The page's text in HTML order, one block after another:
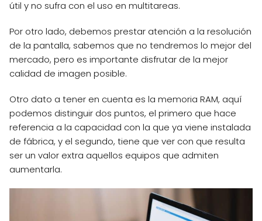
útil y no sufra con el uso en multitareas.
Por otro lado, debemos prestar atención a la resolución
de la pantalla, sabemos que no tendremos lo mejor del
mercado, pero es importante disfrutar de la mejor
calidad de imagen posible.
Otro dato a tener en cuenta es la memoria RAM, aquí
podemos distinguir dos puntos, el primero que hace
referencia a la capacidad con la que ya viene instalada
de fábrica, y el segundo, tiene que ver con que resulta
ser un valor extra aquellos equipos que admiten
aumentarla.